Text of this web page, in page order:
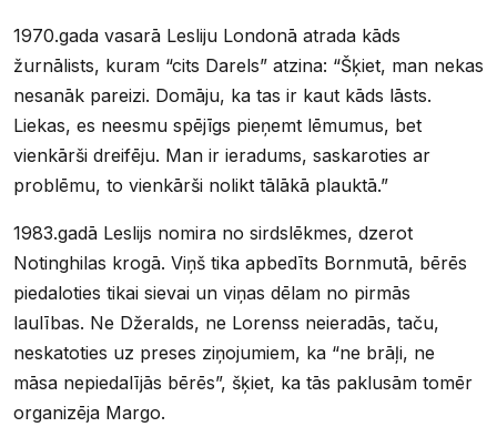
1970.gada vasarā Lesliju Londonā atrada kāds
žurnālists, kuram “cits Darels” atzina: “Šķiet, man nekas
nesanāk pareizi. Domāju, ka tas ir kaut kāds lāsts.
Liekas, es neesmu spējīgs pieņemt lēmumus, bet
vienkārši dreifēju. Man ir ieradums, saskaroties ar
problēmu, to vienkārši nolikt tālākā plauktā.”
1983.gadā Leslijs nomira no sirdslēkmes, dzerot
Notinghilas krogā. Viņš tika apbedīts Bornmutā, bērēs
piedaloties tikai sievai un viņas dēlam no pirmās
laulības. Ne Džeralds, ne Lorenss neieradās, taču,
neskatoties uz preses ziņojumiem, ka “ne brāļi, ne
māsa nepiedalījās bērēs”, šķiet, ka tās paklusām tomēr
organizēja Margo.